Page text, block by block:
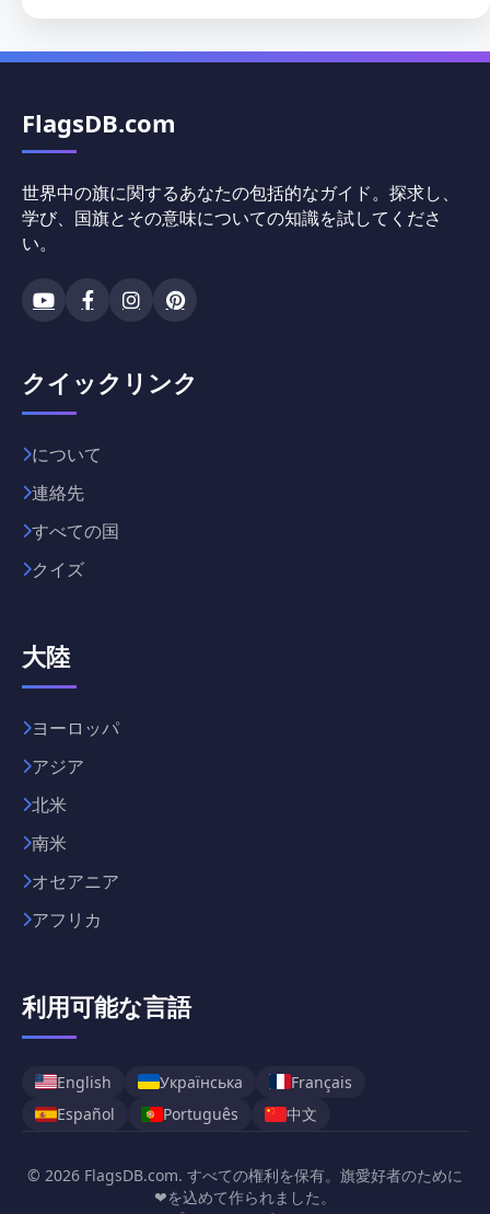
FlagsDB.com
世界中の旗に関するあなたの包括的なガイド。探求し、
学び、国旗とその意味についての知識を試してくださ
い。
クイックリンク
について
連絡先
すべての国
クイズ
大陸
ヨーロッパ
アジア
北米
南米
オセアニア
アフリカ
利用可能な言語
English Українська
Français
Español
Português 中文
© 2026 FlagsDB.com. すべての権利を保有。旗愛好者のために
❤を込めて作られました。